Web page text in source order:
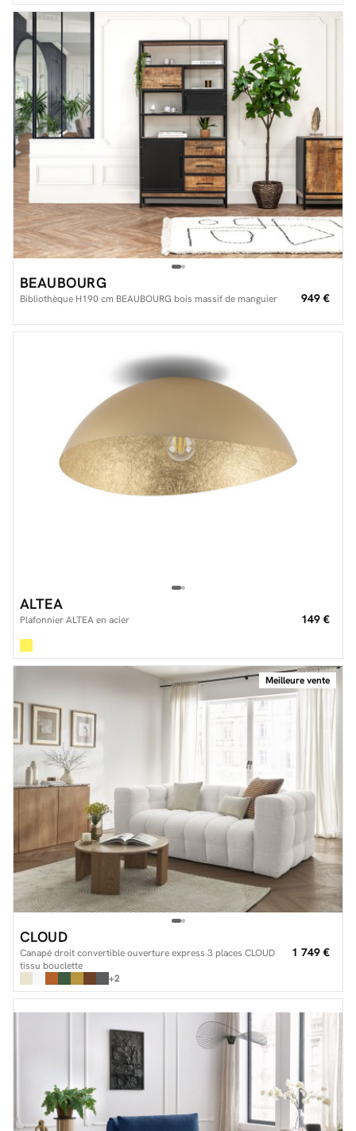
BEAUBOURG
Bibliothèque H190 cm BEAUBOURG bois massif de manguier 949 €
ALTEA
Plafonnier ALTEA en acier 149 €
Meilleure vente
CLOUD
Canapé droit convertible ouverture express 3 places CLOUD
tissu bouclette
1 749 €
+2